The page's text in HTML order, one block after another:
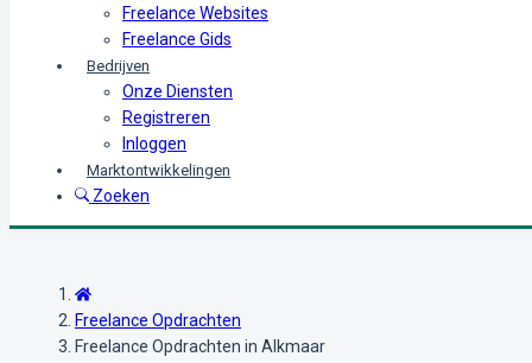
Freelance Websites
Freelance Gids
Bedrijven
Onze Diensten
Registreren
Inloggen
Marktontwikkelingen
Zoeken
Freelance Opdrachten
Freelance Opdrachten in Alkmaar